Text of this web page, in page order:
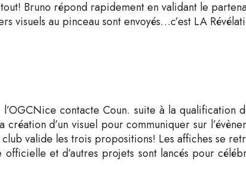
Bruno répond rapidement en validant le
visuels au pinceau sont envoyés…c’est LA
contacte Coun. suite à la
d’un visuel pour communiquer sur
valide les trois propositions! Les affiches se
et d’autres projets sont lancés pour